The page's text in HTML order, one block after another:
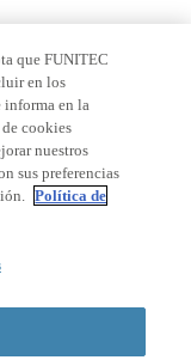
que FUNITEC
en los
informa en la
cookies
nuestros
sus preferencias
Política de